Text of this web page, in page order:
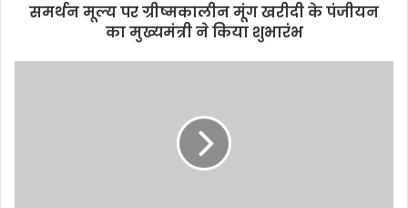
समर्थन मूल्य पर ग्रीष्मकालीन मूंग खरीदी के पंजीयन
का मुख्यमंत्री ने किया शुभारंभ